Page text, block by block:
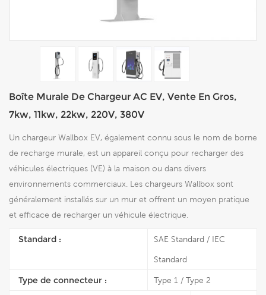
Boîte Murale De Chargeur AC EV, Vente En Gros,
7kw, 11kw, 22kw, 220V, 380V
Un chargeur Wallbox EV, également connu sous le nom de borne
de recharge murale, est un appareil conçu pour recharger des
véhicules électriques (VE) à la maison ou dans divers
environnements commerciaux. Les chargeurs Wallbox sont
généralement installés sur un mur et offrent un moyen pratique
et efficace de recharger un véhicule électrique.
Standard : SAE Standard / IEC
Standard
Type de connecteur : Type 1 / Type 2